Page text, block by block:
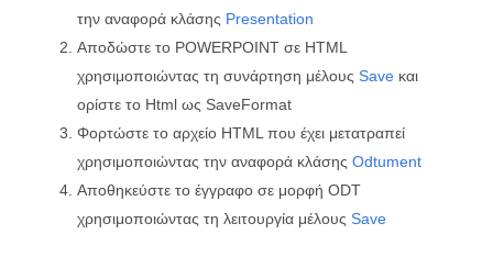
την αναφορά κλάσης Presentation
Αποδώστε το POWERPOINT σε HTML
χρησιμοποιώντας τη συνάρτηση μέλους Save και
ορίστε το Html ως SaveFormat
Φορτώστε το αρχείο HTML που έχει μετατραπεί
χρησιμοποιώντας την αναφορά κλάσης Odtument
Αποθηκεύστε το έγγραφο σε μορφή ODT
χρησιμοποιώντας τη λειτουργία μέλους Save